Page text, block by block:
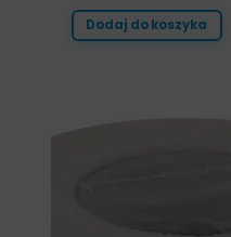
Dodaj do koszyka